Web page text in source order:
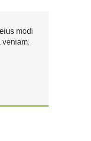
modi
veniam,